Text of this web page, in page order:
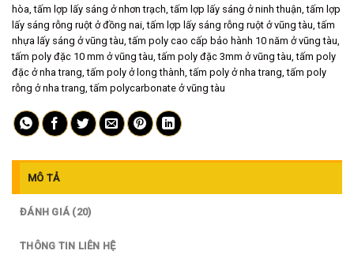
hòa ,tấm lợp lấy sáng ở nhơn trạch ,tấm lợp lấy sáng ở ninh thuận ,tấm lợp
lấy sáng rỗng ruột ở đồng nai ,tấm lợp lấy sáng rỗng ruột ở vũng tàu ,tấm
nhựa lấy sáng ở vũng tàu ,tấm poly cao cấp bảo hành 10 năm ở vũng tàu
tấm poly đặc 10 mm ở vũng tàu ,tấm poly đặc 3mm ở vũng tàu ,tấm poly
đặc ở nha trang ,tấm poly ở long thành ,tấm poly ở nha trang ,tấm poly
rỗng ở nha trang ,tấm polycarbonate ở vũng tàu
MÔ TẢ
ĐÁNH GIÁ (20)
THÔNG TIN LIÊN HỆ